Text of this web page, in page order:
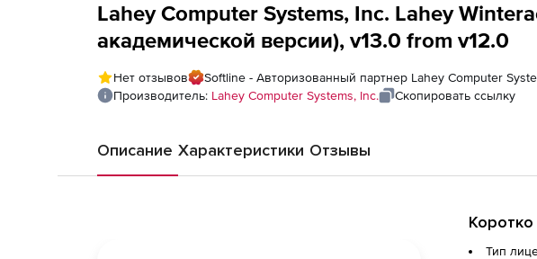
Lahey Computer Systems, Inc. Lahey
академической версии), v13.0 from v12.0
Нет отзывов
Softline - Авторизованный партнер Lahey Computer
Производитель: Lahey Computer Systems, Inc. Скопировать ссылку
Описание Характеристики Отзывы
Тип